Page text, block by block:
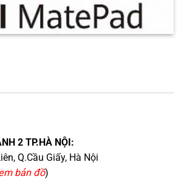
2 TP.HÀ NỘI:
Q.Cầu Giấy, Hà Nội
bản đồ)